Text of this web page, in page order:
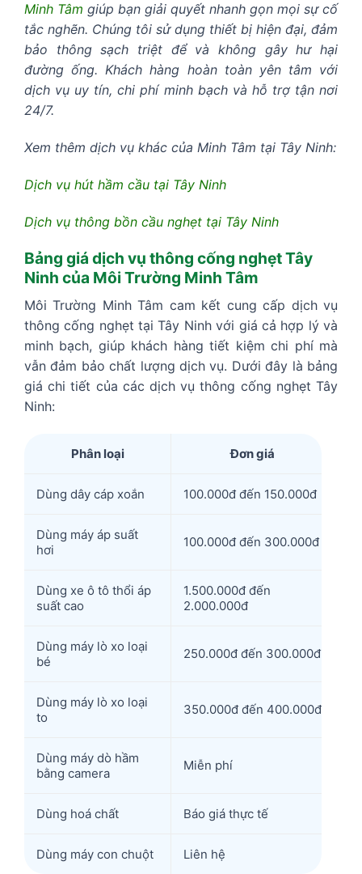
Minh Tâm giúp bạn giải quyết nhanh gọn mọi sự cố
tắc nghẽn. Chúng tôi sử dụng thiết bị hiện đại, đảm
bảo thông sạch triệt để và không gây hư hại
đường ống. Khách hàng hoàn toàn yên tâm với
dịch vụ uy tín, chi phí minh bạch và hỗ trợ tận nơi
24/7.
Xem thêm dịch vụ khác của Minh Tâm tại Tây Ninh:
Dịch vụ hút hầm cầu tại Tây Ninh
Dịch vụ thông bồn cầu nghẹt tại Tây Ninh
Bảng giá dịch vụ thông cống nghẹt Tây
Ninh của Môi Trường Minh Tâm
Môi Trường Minh Tâm cam kết cung cấp dịch vụ
thông cống nghẹt tại Tây Ninh với giá cả hợp lý và
minh bạch, giúp khách hàng tiết kiệm chi phí mà
vẫn đảm bảo chất lượng dịch vụ. Dưới đây là bảng
giá chi tiết của các dịch vụ thông cống nghẹt Tây
Ninh:
Phân loại Đơn giá
Dùng dây cáp xoắn 100.000đ đến 150.000đ
Dùng máy áp suất
hơi
100.000đ đến 300.000đ
Dùng xe ô tô thổi áp
suất cao
1.500.000đ đến
2.000.000đ
Dùng máy lò xo loại
bé
250.000đ đến 300.000đ
Dùng máy lò xo loại
to
350.000đ đến 400.000đ
Dùng máy dò hầm
bằng camera
Miễn phí
Dùng hoá chất Báo giá thực tế
Dùng máy con chuột Liên hệ